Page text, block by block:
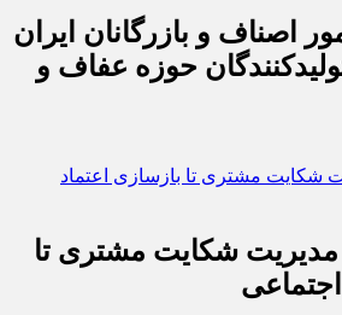
اصناف و بازرگانان ایران
حوزه عفاف و
مدیریت شکایت مشتری تا